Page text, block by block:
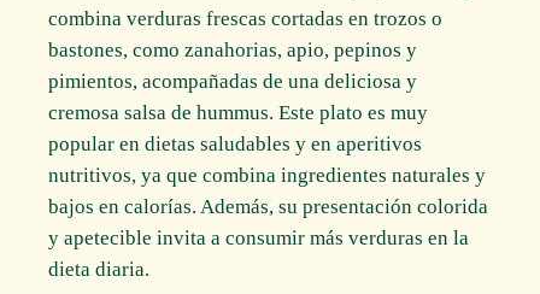
combina verduras frescas cortadas en trozos o
bastones, como zanahorias, apio, pepinos y
pimientos, acompañadas de una deliciosa y
cremosa salsa de hummus. Este plato es muy
popular en dietas saludables y en aperitivos
nutritivos, ya que combina ingredientes naturales y
bajos en calorías. Además, su presentación colorida
y apetecible invita a consumir más verduras en la
dieta diaria.